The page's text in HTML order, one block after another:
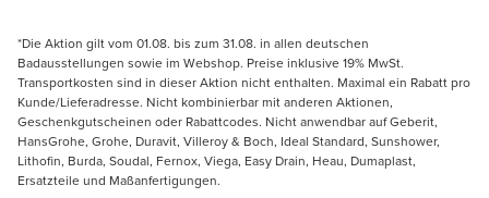
*Die Aktion gilt vom 01.08. bis zum 31.08. in allen deutschen
Badausstellungen sowie im Webshop. Preise inklusive 19% MwSt.
Transportkosten sind in dieser Aktion nicht enthalten. Maximal ein Rabatt pro
Kunde/Lieferadresse. Nicht kombinierbar mit anderen Aktionen,
Geschenkgutscheinen oder Rabattcodes. Nicht anwendbar auf Geberit,
HansGrohe, Grohe, Duravit, Villeroy & Boch, Ideal Standard, Sunshower,
Lithofin, Burda, Soudal, Fernox, Viega, Easy Drain, Heau, Dumaplast,
Ersatzteile und Maßanfertigungen.